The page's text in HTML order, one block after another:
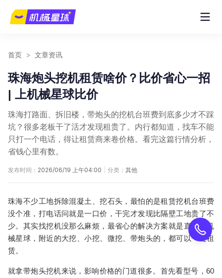
首页 > 文章资讯
珠海炮头挖机租赁啥价？比价省心一招
| 上机械星球比价
珠海打路面、拆旧楼，带炮头的挖机台班费到底多少才不踩
坑？很多老板干了活才发现租贵了。内行都知道，找车不能
只打一个电话，得让租赁商来卷价格。看完这篇行情分析，
省钱心里有数。
发布时间： 2026/06/19 上午04:00 分类： 其他
珠海不少工地拆除混凝土、挖石头，最怕的是租赁挖机台班费
没个准，打电话问就是一口价，干完才发现比隔壁工地贵了不
少。其实找挖机没那么麻烦，最省心的解决方案就是直接上机
械星球，附近的大挖、小挖、微挖、带炮头的，都可以一键租
赁。
就拿带炮头挖机来说，影响价格的门道很多。首先看型号，60